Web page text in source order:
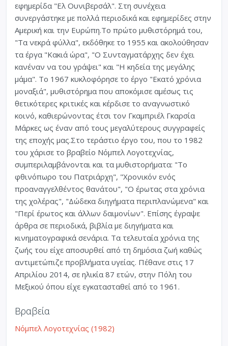
εφημερίδα "Ελ Ουνιβερσάλ". Στη συνέχεια
συνεργάστηκε με πολλά περιοδικά και εφημερίδες στην
Αμερική και την Ευρώπη.Το πρώτο μυθιστόρημά του,
"Τα νεκρά φύλλα", εκδόθηκε το 1955 και ακολούθησαν
τα έργα "Κακιά ώρα", "Ο Συνταγματάρχης δεν έχει
κανέναν να του γράψει" και "Η κηδεία της μεγάλης
μάμα". Το 1967 κυκλοφόρησε το έργο "Εκατό χρόνια
μοναξιά", μυθιστόρημα που αποκόμισε αμέσως τις
θετικότερες κριτικές και κέρδισε το αναγνωστικό
κοινό, καθιερώνοντας έτσι τον Γκαμπριέλ Γκαρσία
Μάρκες ως έναν από τους μεγαλύτερους συγγραφείς
της εποχής μας.Στο τεράστιο έργο του, που το 1982
του χάρισε το βραβείο Νόμπελ Λογοτεχνίας,
συμπεριλαμβάνονται και τα μυθιστορήματα: "Το
φθινόπωρο του Πατριάρχη", "Χρονικόν ενός
προαναγγελθέντος θανάτου", "Ο έρωτας στα χρόνια
της χολέρας", "Δώδεκα διηγήματα περιπλανώμενα" και
"Περί έρωτος και άλλων δαιμονίων". Επίσης έγραψε
άρθρα σε περιοδικά, βιβλία με διηγήματα και
κινηματογραφικά σενάρια. Τα τελευταία χρόνια της
ζωής του είχε αποσυρθεί από τη δημόσια ζωή καθώς
αντιμετώπιζε προβλήματα υγείας. Πέθανε στις 17
Απριλίου 2014, σε ηλικία 87 ετών, στην Πόλη του
Μεξικού όπου είχε εγκατασταθεί από το 1961.
Βραβεία
Νόμπελ Λογοτεχνίας (1982)